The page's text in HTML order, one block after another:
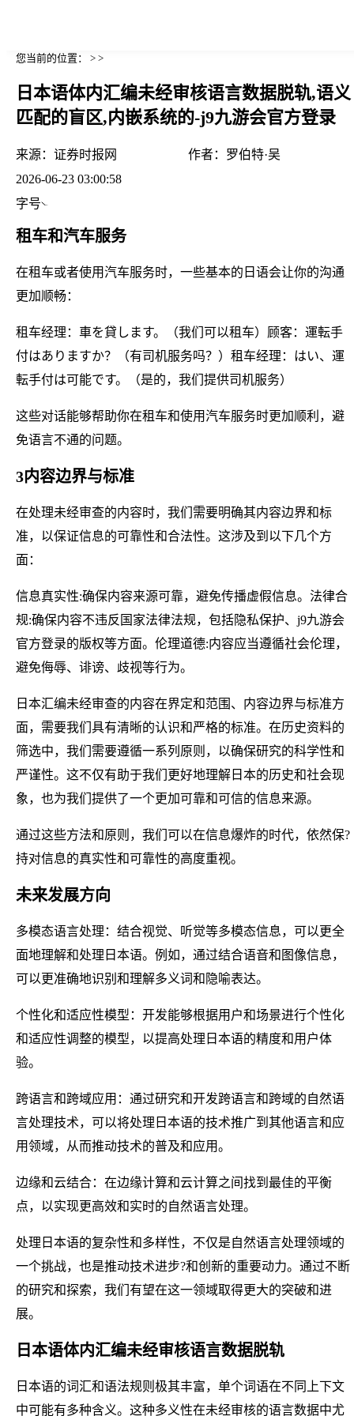
您当前的位置： > >
日本语体内汇编未经审核语言数据脱轨,语义
匹配的盲区,内嵌系统的-j9九游会官方登录
来源： 证券时报网 作者： 罗伯特·吴
2026-06-23 03:00:58
字号
租车和汽车服务
在租车或者使用汽车服务时，一些基本的日语会让你的沟通
更加顺畅：
租车经理：車を貸します。（我们可以租车）顾客：運転手
付はありますか？（有司机服务吗？）租车经理：はい、運
転手付は可能です。（是的，我们提供司机服务）
这些对话能够帮助你在租车和使用汽车服务时更加顺利，避
免语言不通的问题。
3内容边界与标准
在处理未经审查的内容时，我们需要明确其内容边界和标
准，以保证信息的可靠性和合法性。这涉及到以下几个方
面：
信息真实性:确保内容来源可靠，避免传播虚假信息。法律合
规:确保内容不违反国家法律法规，包括隐私保护、j9九游会
官方登录的版权等方面。伦理道德:内容应当遵循社会伦理，
避免侮辱、诽谤、歧视等行为。
日本汇编未经审查的内容在界定和范围、内容边界与标准方
面，需要我们具有清晰的认识和严格的标准。在历史资料的
筛选中，我们需要遵循一系列原则，以确保研究的科学性和
严谨性。这不仅有助于我们更好地理解日本的历史和社会现
象，也为我们提供了一个更加可靠和可信的信息来源。
通过这些方法和原则，我们可以在信息爆炸的时代，依然保?
持对信息的真实性和可靠性的高度重视。
未来发展方向
多模态语言处理：结合视觉、听觉等多模态信息，可以更全
面地理解和处理日本语。例如，通过结合语音和图像信息，
可以更准确地识别和理解多义词和隐喻表达。
个性化和适应性模型：开发能够根据用户和场景进行个性化
和适应性调整的模型，以提高处理日本语的精度和用户体
验。
跨语言和跨域应用：通过研究和开发跨语言和跨域的自然语
言处理技术，可以将处理日本语的技术推广到其他语言和应
用领域，从而推动技术的普及和应用。
边缘和云结合：在边缘计算和云计算之间找到最佳的平衡
点，以实现更高效和实时的自然语言处理。
处理日本语的复杂性和多样性，不仅是自然语言处理领域的
一个挑战，也是推动技术进步?和创新的重要动力。通过不断
的研究和探索，我们有望在这一领域取得更大的突破和进
展。
日本语体内汇编未经审核语言数据脱轨
日本语的词汇和语法规则极其丰富，单个词语在不同上下文
中可能有多种含义。这种多义性在未经审核的语言数据中尤